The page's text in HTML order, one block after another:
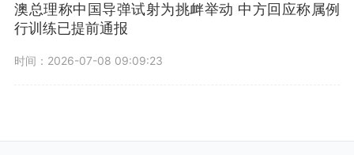
澳总理称中国导弹试射为挑衅举动 中方回应称属例
行训练已提前通报
时间：2026-07-08 09:09:23